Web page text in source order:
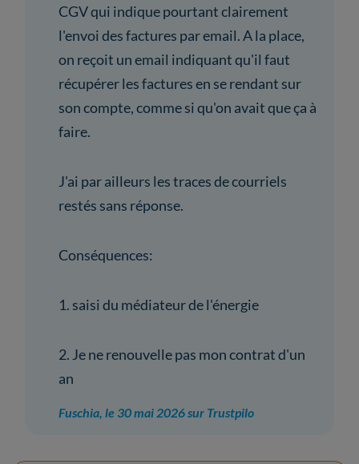
CGV qui indique pourtant clairement
l'envoi des factures par email. A la place,
on reçoit un email indiquant qu'il faut
récupérer les factures en se rendant sur
son compte, comme si qu'on avait que ça à
faire.
J'ai par ailleurs les traces de courriels
restés sans réponse.
Conséquences:
1. saisi du médiateur de l'énergie
2. Je ne renouvelle pas mon contrat d'un
an
Fuschia, le 30 mai 2026 sur Trustpilo